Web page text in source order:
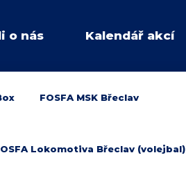
o nás Kalendář akcí
FOSFA MSK Břeclav
Lokomotiva Břeclav (volejbal)